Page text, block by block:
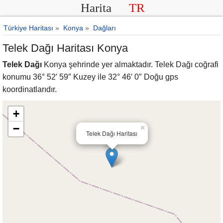
Harita TR
Türkiye Haritası » Konya » Dağları
Telek Dağı Haritası Konya
Telek Dağı Konya şehrinde yer almaktadır. Telek Dağı coğrafi
konumu 36° 52′ 59″ Kuzey ile 32° 46′ 0″ Doğu gps
koordinatlarıdır.
Telek Dağı Haritası
×
+
−